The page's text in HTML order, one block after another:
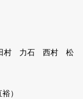
村 力石 西村 松
）